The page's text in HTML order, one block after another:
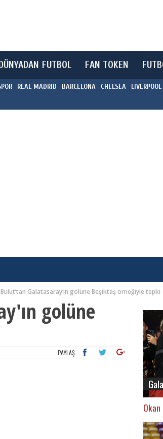
FUTBOL FAN TOKEN
REAL MADRID BARCELONA CHELSEA LIVERPOOL
Galatasaray’ın golüne Beşiktaş örneğiyle tepki
golüne
PAYLAŞ
Okan